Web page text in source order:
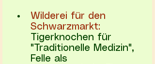
Wilderei für den
Schwarzmarkt:
Tigerknochen für
"Traditionelle Medizin",
Felle als